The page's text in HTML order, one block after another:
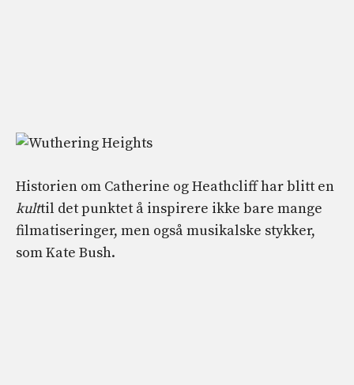
Historien om Catherine og Heathcliff har blitt en
kulttil det punktet å inspirere ikke bare mange
filmatiseringer, men også musikalske stykker,
som Kate Bush.